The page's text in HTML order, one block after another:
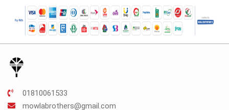
01810061533
mowlabrothers@gmail.com